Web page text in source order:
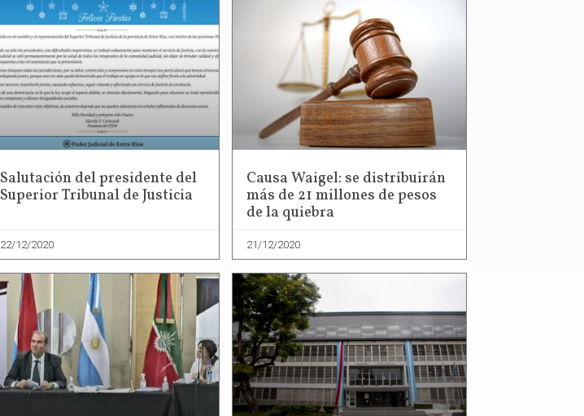
Salutación del presidente del
Superior Tribunal de Justicia
22/12/2020
Causa Waigel: se distribuirán
más de 21 millones de pesos
de la quiebra
21/12/2020